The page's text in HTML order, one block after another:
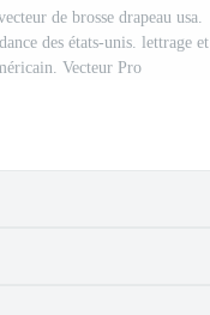
de brosse drapeau usa.
des états-unis. lettrage et
Vecteur Pro